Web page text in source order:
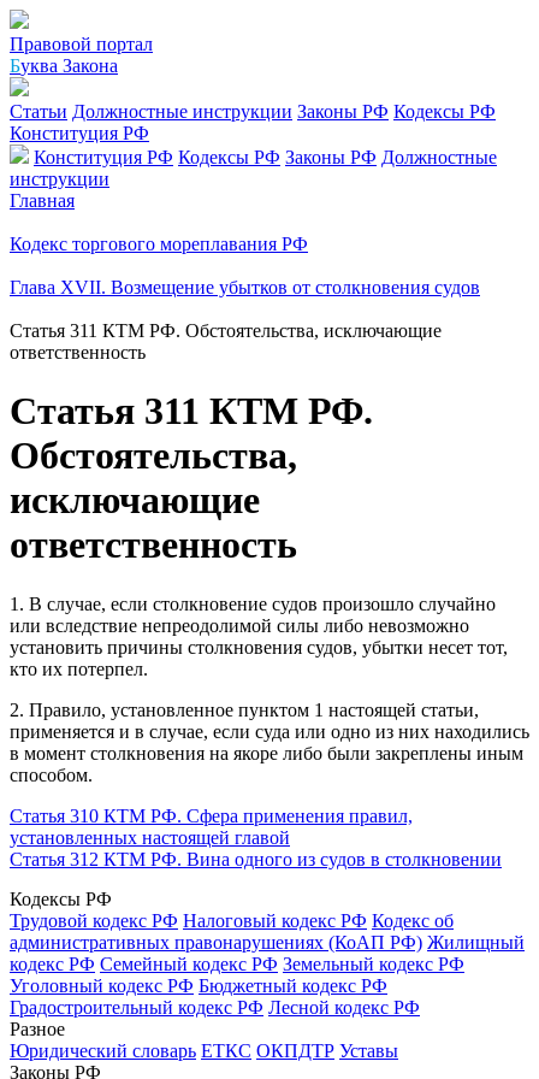
Правовой портал
Буква Закона
Статьи Должностные инструкции Законы РФ Кодексы РФ
Конституция РФ
Конституция РФ Кодексы РФ Законы РФ Должностные
инструкции
Главная
Кодекс торгового мореплавания РФ
Глава XVII. Возмещение убытков от столкновения судов
Статья 311 КТМ РФ. Обстоятельства, исключающие
ответственность
Статья 311 КТМ РФ.
Обстоятельства,
исключающие
ответственность
1. В случае, если столкновение судов произошло случайно
или вследствие непреодолимой силы либо невозможно
установить причины столкновения судов, убытки несет тот,
кто их потерпел.
2. Правило, установленное пунктом 1 настоящей статьи,
применяется и в случае, если суда или одно из них находились
в момент столкновения на якоре либо были закреплены иным
способом.
Статья 310 КТМ РФ. Сфера применения правил,
установленных настоящей главой
Статья 312 КТМ РФ. Вина одного из судов в столкновении
Кодексы РФ
Трудовой кодекс РФ Налоговый кодекс РФ Кодекс об
административных правонарушениях (КоАП РФ) Жилищный
кодекс РФ Семейный кодекс РФ Земельный кодекс РФ
Уголовный кодекс РФ Бюджетный кодекс РФ
Градостроительный кодекс РФ Лесной кодекс РФ
Разное
Юридический словарь ЕТКС ОКПДТР Уставы
Законы РФ